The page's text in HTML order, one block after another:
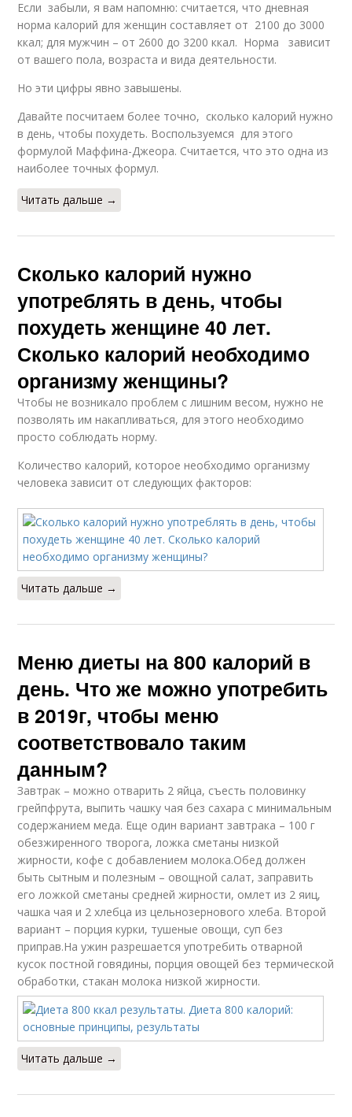
Если забыли, я вам напомню: считается, что дневная
норма калорий для женщин составляет от 2100 до 3000
ккал; для мужчин – от 2600 до 3200 ккал. Норма зависит
от вашего пола, возраста и вида деятельности.
Но эти цифры явно завышены.
Давайте посчитаем более точно, сколько калорий нужно
в день, чтобы похудеть. Воспользуемся для этого
формулой Маффина-Джеора. Считается, что это одна из
наиболее точных формул.
Читать дальше →
Сколько калорий нужно
употреблять в день, чтобы
похудеть женщине 40 лет.
Сколько калорий необходимо
организму женщины?
Чтобы не возникало проблем с лишним весом, нужно не
позволять им накапливаться, для этого необходимо
просто соблюдать норму.
Количество калорий, которое необходимо организму
человека зависит от следующих факторов:
Читать дальше →
Меню диеты на 800 калорий в
день. Что же можно употребить
в 2019г, чтобы меню
соответствовало таким
данным?
Завтрак – можно отварить 2 яйца, съесть половинку
грейпфрута, выпить чашку чая без сахара с минимальным
содержанием меда. Еще один вариант завтрака – 100 г
обезжиренного творога, ложка сметаны низкой
жирности, кофе с добавлением молока.Обед должен
быть сытным и полезным – овощной салат, заправить
его ложкой сметаны средней жирности, омлет из 2 яиц,
чашка чая и 2 хлебца из цельнозернового хлеба. Второй
вариант – порция курки, тушеные овощи, суп без
приправ.На ужин разрешается употребить отварной
кусок постной говядины, порция овощей без термической
обработки, стакан молока низкой жирности.
Читать дальше →